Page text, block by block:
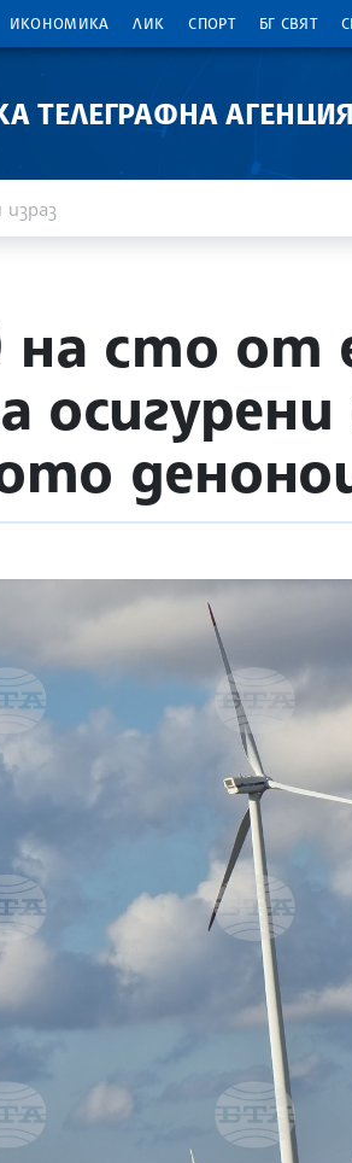
ИКОНОМИКА ЛИК СПОРТ БГ СВЯТ
ТЕЛЕГРАФНА АГЕНЦИЯ
на сто